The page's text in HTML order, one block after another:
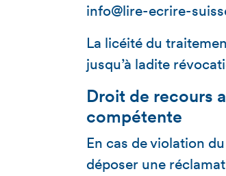
info@lire-ecrire-
La licéité du
jusqu’à ladite
Droit de recours
compétente
En cas de violation
déposer une